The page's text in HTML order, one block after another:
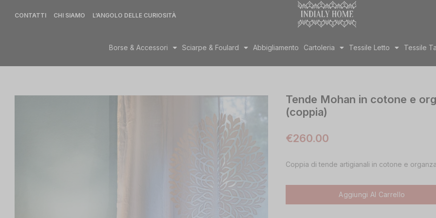
CONTATTI CHI SIAMO L’ANGOLO DELLE CURIOSITÀ
Borse & Accessori Sciarpe & Foulard Abbigliamento Cartoleria Tessile Letto Tessile
Tende Mohan in cotone e
(coppia)
€260.00
Coppia di tende artigianali in cotone e
Aggiungi Al Carrello